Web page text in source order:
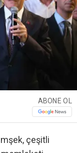
ABONE OL
çeşitli